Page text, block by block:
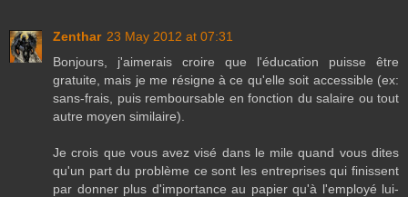
Zenthar 23 May 2012 at 07:31
Bonjours, j'aimerais croire que l'éducation puisse être
gratuite, mais je me résigne à ce qu'elle soit accessible (ex:
sans-frais, puis remboursable en fonction du salaire ou tout
autre moyen similaire).
Je crois que vous avez visé dans le mile quand vous dites
qu'un part du problème ce sont les entreprises qui finissent
par donner plus d'importance au papier qu'à l'employé lui-